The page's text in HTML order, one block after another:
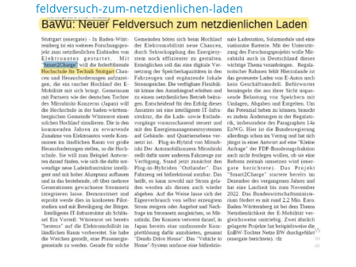
feldversuch-zum-netzdienlichen-laden